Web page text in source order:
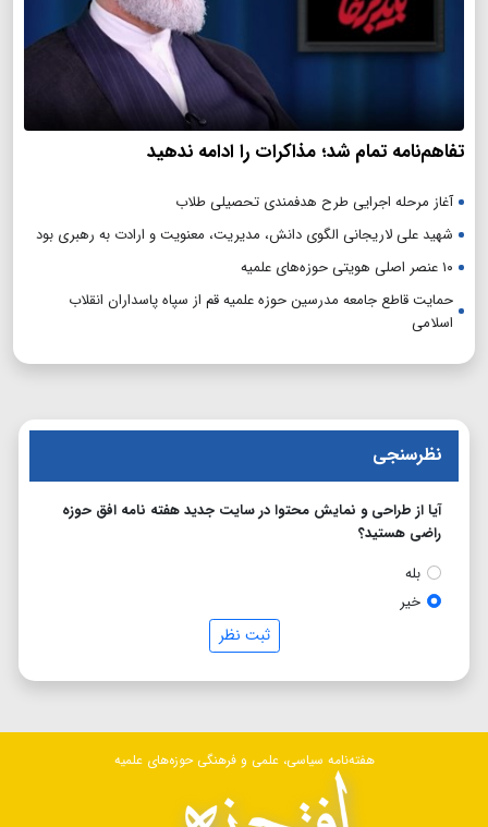
تفاهم‌نامه تمام شد؛ مذاکرات را ادامه ندهید
آغاز مرحله اجرایی طرح هدفمندی تحصیلی طلاب
شهید علی لاریجانی الگوی دانش، مدیریت، معنویت و ارادت به رهبری بود
۱۰ عنصر اصلی هویتی حوزه‌های علمیه
حمایت قاطع جامعه مدرسین حوزه علمیه قم از سپاه پاسداران انقلاب
اسلامی
نظرسنجی
آیا از طراحی و نمایش محتوا در سایت جدید هفته نامه افق حوزه
راضی هستید؟
بله
خیر
ثبت نظر
هفته‌نامه سیاسی، علمی و فرهنگی حوزه‌های علمیه